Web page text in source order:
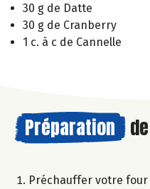
30 g de Datte
30 g de Cranberry
1 c. à c de Cannelle
Préparation
Préchauffer votre four